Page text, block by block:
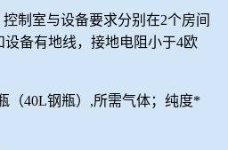
控制室与设备要求分别在2个房间
设备有地线，接地电阻小于4欧
（40L钢瓶） ,所需气体；纯度*